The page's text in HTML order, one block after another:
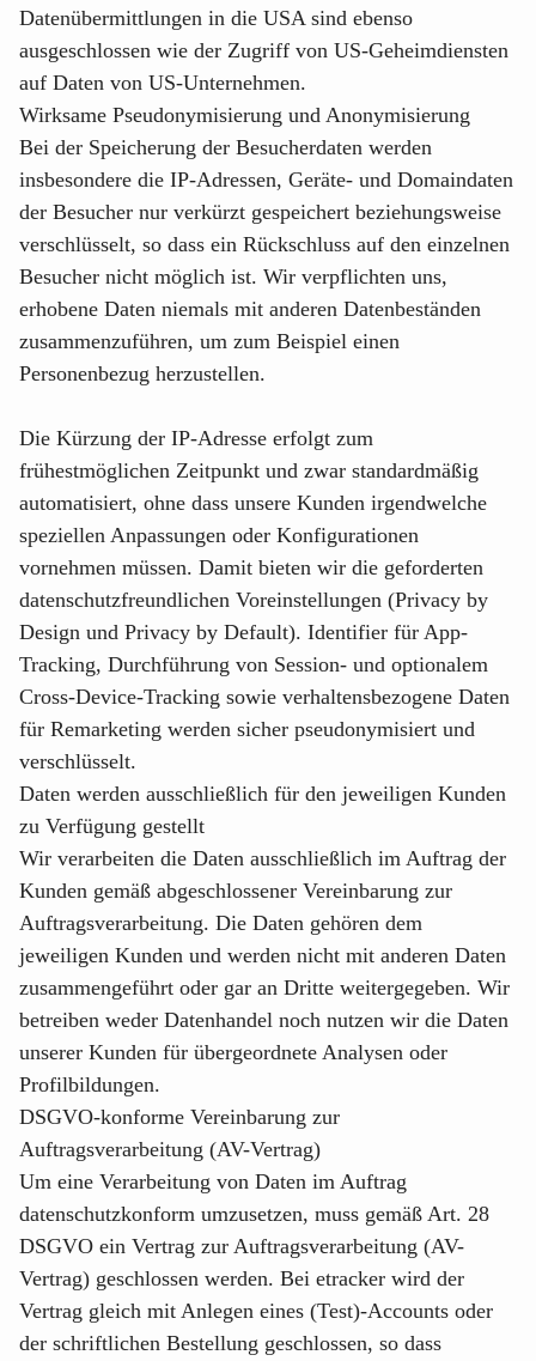
Datenübermittlungen in die USA sind ebenso
ausgeschlossen wie der Zugriff von US-Geheimdiensten
auf Daten von US-Unternehmen.
Wirksame Pseudonymisierung und Anonymisierung
Bei der Speicherung der Besucherdaten werden
insbesondere die IP-Adressen, Geräte- und Domaindaten
der Besucher nur verkürzt gespeichert beziehungsweise
verschlüsselt, so dass ein Rückschluss auf den einzelnen
Besucher nicht möglich ist. Wir verpflichten uns,
erhobene Daten niemals mit anderen Datenbeständen
zusammenzuführen, um zum Beispiel einen
Personenbezug herzustellen.
Die Kürzung der IP-Adresse erfolgt zum
frühestmöglichen Zeitpunkt und zwar standardmäßig
automatisiert, ohne dass unsere Kunden irgendwelche
speziellen Anpassungen oder Konfigurationen
vornehmen müssen. Damit bieten wir die geforderten
datenschutzfreundlichen Voreinstellungen (Privacy by
Design und Privacy by Default). Identifier für App-
Tracking, Durchführung von Session- und optionalem
Cross-Device-Tracking sowie verhaltensbezogene Daten
für Remarketing werden sicher pseudonymisiert und
verschlüsselt.
Daten werden ausschließlich für den jeweiligen Kunden
zu Verfügung gestellt
Wir verarbeiten die Daten ausschließlich im Auftrag der
Kunden gemäß abgeschlossener Vereinbarung zur
Auftragsverarbeitung. Die Daten gehören dem
jeweiligen Kunden und werden nicht mit anderen Daten
zusammengeführt oder gar an Dritte weitergegeben. Wir
betreiben weder Datenhandel noch nutzen wir die Daten
unserer Kunden für übergeordnete Analysen oder
Profilbildungen.
DSGVO-konforme Vereinbarung zur
Auftragsverarbeitung (AV-Vertrag)
Um eine Verarbeitung von Daten im Auftrag
datenschutzkonform umzusetzen, muss gemäß Art. 28
DSGVO ein Vertrag zur Auftragsverarbeitung (AV-
Vertrag) geschlossen werden. Bei etracker wird der
Vertrag gleich mit Anlegen eines (Test)-Accounts oder
der schriftlichen Bestellung geschlossen, so dass